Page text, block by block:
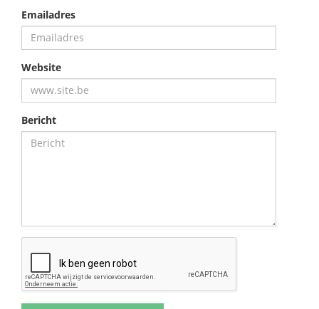
Emailadres
Website
Bericht